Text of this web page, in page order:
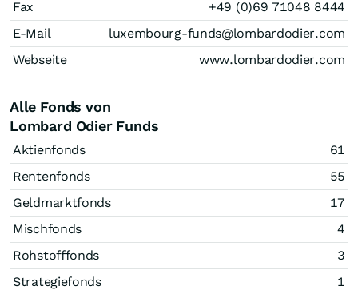
Fax
+49 (0)69 71048 8444
E-Mail
luxembourg-funds@lombardodier.com
Webseite
www.lombardodier.com
Alle Fonds von
Lombard Odier Funds
Aktienfonds
61
Rentenfonds
55
Geldmarktfonds
17
Mischfonds
4
Rohstofffonds
3
Strategiefonds
1